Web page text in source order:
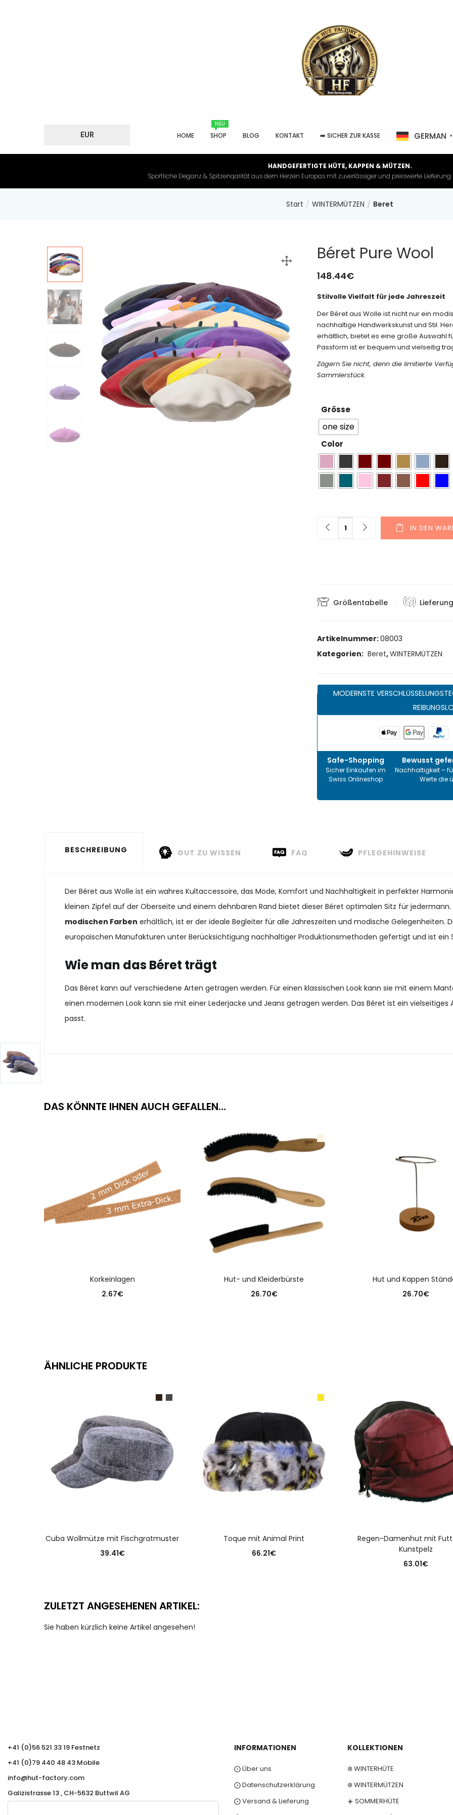
EUR HOME
NEU
SHOP BLOG KONTAKT ➡️ SICHER ZUR KASSE GERMAN ▼
HANDGEFERTIGTE HÜTE, KAPPEN & MÜTZEN.
Sportliche Eleganz & Spitzenqalität aus dem Herzen Europas mit zuverlässiger und preiswerte Lieferung in
Start WINTERMÜTZEN Beret
Béret Pure Wool
148.44€
Stilvolle Vielfalt für jede Jahreszeit
Der Béret aus Wolle ist nicht nur ein
nachhaltige Handwerkskunst und Stil.
erhältlich, bietet es eine große Auswahl
Passform ist er bequem und vielseitig
Zögern Sie nicht, denn die limitierte
Sammlerstück.
Grösse
one size
Color
Menge
IN DEN
Größentabelle
Artikelnummer:08003
Kategorien: Beret,WINTERMÜTZEN
MODERNSTE
Safe-Shopping
Sicher Einkaufen im
Swiss Onlineshop
Bewusst
Nachhaltigkeit –
Werte die
BESCHREIBUNG GUT ZU WISSEN FAQ PFLEGEHINWEISE
Der Béret aus Wolle ist ein wahres Kultaccessoire, das Mode, Komfort und Nachhaltigkeit in perfekter
kleinen Zipfel auf der Oberseite und einem dehnbaren Rand bietet dieser Béret optimalen Sitz für
modischen Farben erhältlich, ist er der ideale Begleiter für alle Jahreszeiten und modische Gelegenheiten.
europäischen Manufakturen unter Berücksichtigung nachhaltiger Produktionsmethoden gefertigt und ist ein
Wie man das Béret trägt
Das Béret kann auf verschiedene Arten getragen werden. Für einen klassischen Look kann sie mit einem
einen modernen Look kann sie mit einer Lederjacke und Jeans getragen werden. Das Béret ist ein
passt.
DAS KÖNNTE IHNEN AUCH GEFALLEN…
Korkeinlagen
2.67€
Hut- und Kleiderbürste
26.70€
Hut und Kappen
26.70€
ÄHNLICHE PRODUKTE
Cuba Wollmütze mit Fischgratmuster
39.41€
Toque mit Animal Print
66.21€
Regen-Damenhut mit
Kunstpelz
63.01€
ZULETZT ANGESEHENEN ARTIKEL:
Sie haben kürzlich keine Artikel angesehen!
+41 (0)56 521 33 19 Festnetz
+41 (0)79 440 48 43 Mobile
info@hut-factory.com
Galizistrasse 13 , CH-5632 Buttwil AG
INFORMATIONEN
⨀ Über uns
⨀ Datenschutzerklärung
⨀ Versand & Lieferung
KOLLEKTIONEN
❄️ WINTERHÜTE
❄️ WINTERMÜTZEN
☀️ SOMMERHÜTE